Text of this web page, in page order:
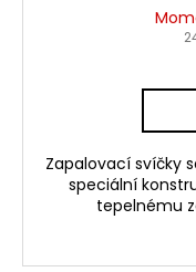
Zapalovací svíčky
speciální
tepelnému